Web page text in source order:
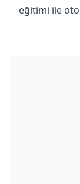
eğitimi ile